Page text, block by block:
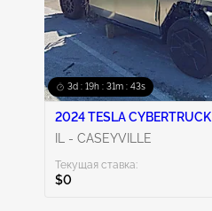
3d : 19h : 31m : 42s
2024 TESLA CYBERTRUCK
IL - CASEYVILLE
Текущая ставка:
$0